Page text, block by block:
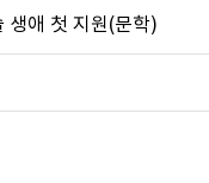
생애 첫 지원(문학)